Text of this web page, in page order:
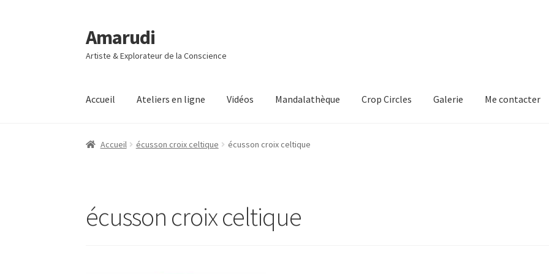
Aller
à
la
Aller
au
contenu
Amarudi
Artiste & Explorateur de la Conscience
Accueil Ateliers en ligne Vidéos Mandalathèque Crop Circles Galerie Me contacter
Accueil Accueil Ateliers en ligne Boutique Commande
Accueil écusson croix celtique écusson croix celtique
écusson croix celtique